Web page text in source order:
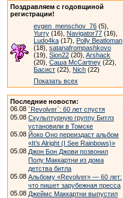
Поздравляем с годовщиной
регистрации!
evgen_menschov_76 (5),
Yurry (16), Navigator77 (16),
Ludo4ka (17), Polly Beatloman
(18), satanafrompashkovo
(19), Sion22 (20), Arshack
(20), Саша McCartney (22),
Басист (22), Nich (22)
Показать всех
Последние новости:
06.08 `Revolver`: 60 лет спустя
05.08 Скульптурную группу Битлз
установили в Томске
05.08 Йоко Оно переиздаст альбом
«It’s Alright (I See Rainbows)»
05.08 Джон Бон Джови позвонил
Полу Маккартни из дома
детства битла
05.08 Альбому «Revolver» — 60 лет:
что пишет зарубежная пресса
05.08 Джеймс Маккартни выпустил